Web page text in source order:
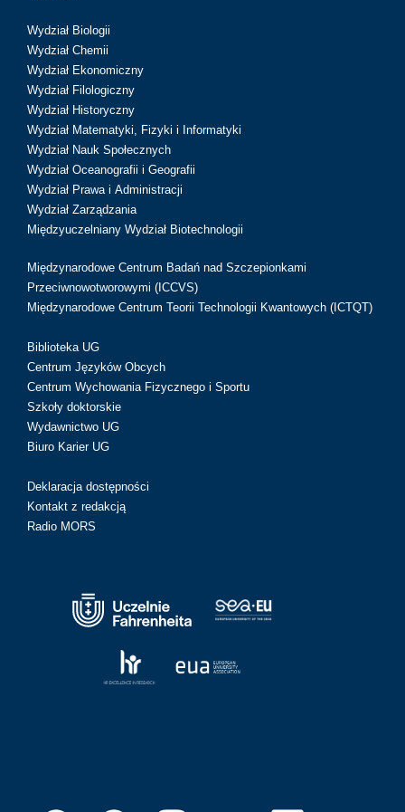
Wydział Biologii
Wydział Chemii
Wydział Ekonomiczny
Wydział Filologiczny
Wydział Historyczny
Wydział Matematyki, Fizyki i Informatyki
Wydział Nauk Społecznych
Wydział Oceanografii i Geografii
Wydział Prawa i Administracji
Wydział Zarządzania
Międzyuczelniany Wydział Biotechnologii
Międzynarodowe Centrum Badań nad Szczepionkami
Przeciwnowotworowymi (ICCVS)
Międzynarodowe Centrum Teorii Technologii Kwantowych (ICTQT)
Biblioteka UG
Centrum Języków Obcych
Centrum Wychowania Fizycznego i Sportu
Szkoły doktorskie
Wydawnictwo UG
Biuro Karier UG
Deklaracja dostępności
Kontakt z redakcją
Radio MORS